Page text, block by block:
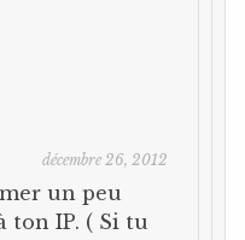
décembre 26, 2012
un peu
ton IP. ( Si tu